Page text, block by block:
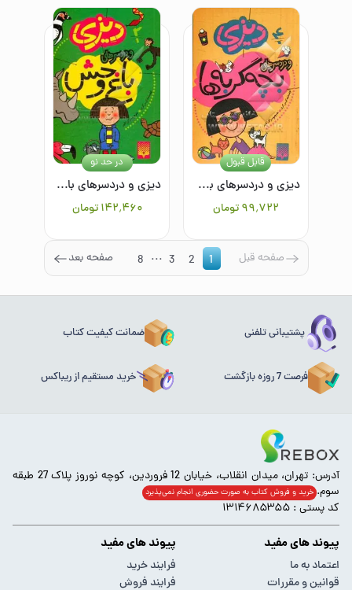
دیزی و دردسرهای بچه گربه‌ها
۹۹٬۷۲۲ تومان
قابل قبول
دیزی و دردسرهای باغ وحش
۱۴۲٬۴۶۰ تومان
در حد نو
صفحه قبل 1
2
3
...
8 صفحه بعد
پشتیبانی تلفنی ضمانت کیفیت کتاب
فرصت 7 روزه بازگشت خرید مستقیم از ریباکس
آدرس: تهران، میدان انقلاب، خیابان 12 فروردین، کوچه نوروز پلاک 27 طبقه
سوم. خرید و فروش کتاب به صورت حضوری انجام‌ نمی‌پذیرد
کد پستی : ۱۳۱۴۶۸۵۳۵۵
پیوند های مفید
اعتماد به ما
قوانین و مقررات
پیوند های مفید
فرایند خرید
فرایند فروش